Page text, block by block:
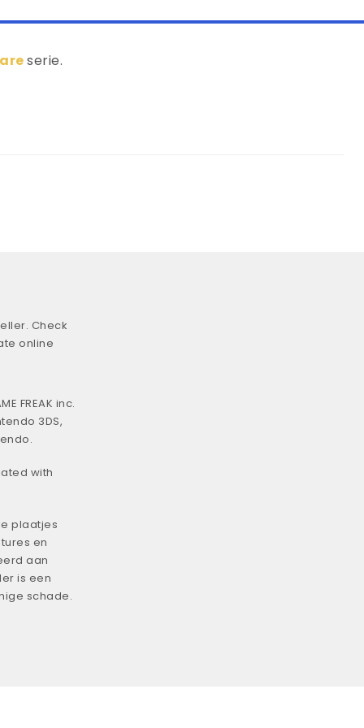
serie.
Check
online
FREAK inc.
3DS,
with
plaatjes
en
aan
is een
schade.